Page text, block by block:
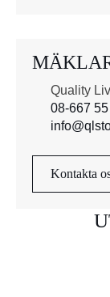
Quality
08-667
Kontakta